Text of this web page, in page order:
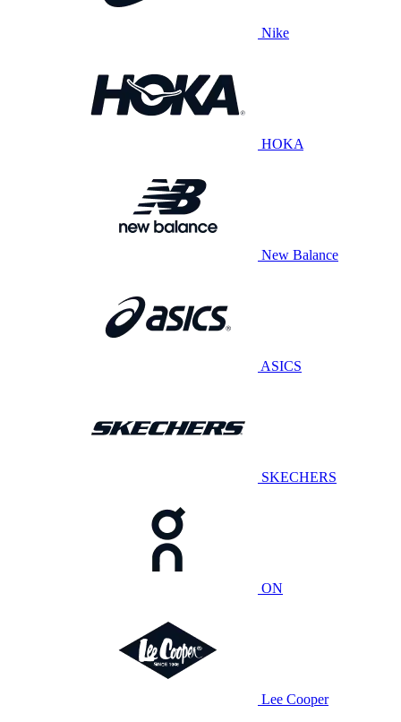
Nike
HOKA
New Balance
ASICS
SKECHERS
ON
Lee Cooper